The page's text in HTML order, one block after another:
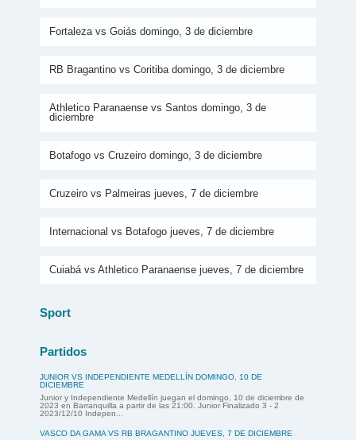
Fortaleza vs Goiás domingo, 3 de diciembre
RB Bragantino vs Coritiba domingo, 3 de diciembre
Athletico Paranaense vs Santos domingo, 3 de
diciembre
Botafogo vs Cruzeiro domingo, 3 de diciembre
Cruzeiro vs Palmeiras jueves, 7 de diciembre
Internacional vs Botafogo jueves, 7 de diciembre
Cuiabá vs Athletico Paranaense jueves, 7 de diciembre
Sport
Partidos
JUNIOR VS INDEPENDIENTE MEDELLÍN DOMINGO, 10 DE
DICIEMBRE
Junior y Independiente Medellín juegan el domingo, 10 de diciembre de
2023 en Barranquilla a partir de las 21:00. Junior Finalizado 3 - 2
2023/12/10 Indepen...
VASCO DA GAMA VS RB BRAGANTINO JUEVES, 7 DE DICIEMBRE